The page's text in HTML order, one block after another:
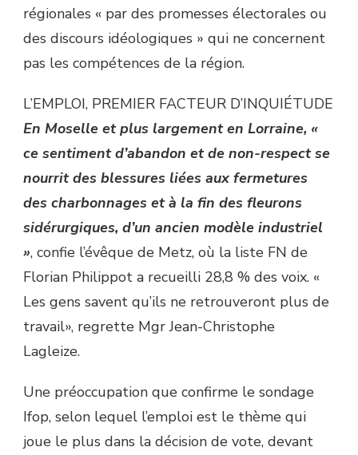
régionales « par des promesses électorales ou
des discours idéologiques » qui ne concernent
pas les compétences de la région.
L’EMPLOI, PREMIER FACTEUR D’INQUIÉTUDE
En Moselle et plus largement en Lorraine, «
ce sentiment d’abandon et de non-respect se
nourrit des blessures liées aux fermetures
des charbonnages et à la fin des fleurons
sidérurgiques, d’un ancien modèle industriel
», confie l’évêque de Metz, où la liste FN de
Florian Philippot a recueilli 28,8 % des voix. «
Les gens savent qu’ils ne retrouveront plus de
travail», regrette Mgr Jean-Christophe
Lagleize.
Une préoccupation que confirme le sondage
Ifop, selon lequel l’emploi est le thème qui
joue le plus dans la décision de vote, devant